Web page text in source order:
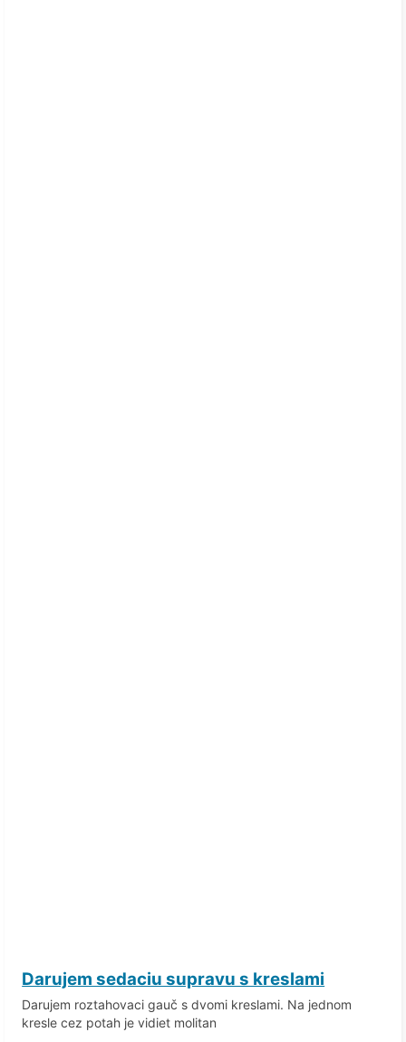
Darujem sedaciu supravu s kreslami
Darujem roztahovaci gauč s dvomi kreslami. Na jednom
kresle cez potah je vidiet molitan